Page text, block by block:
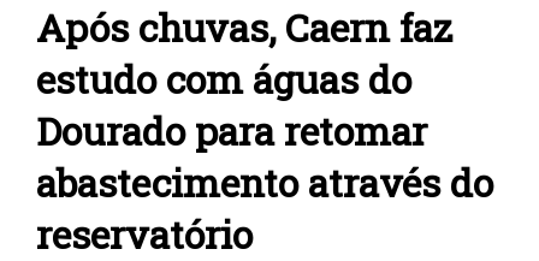
Após chuvas, Caern faz
estudo com águas do
Dourado para retomar
abastecimento através do
reservatório